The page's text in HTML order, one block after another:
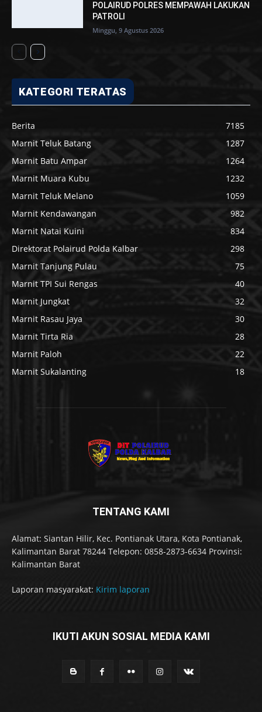
POLAIRUD POLRES MEMPAWAH LAKUKAN
PATROLI
Minggu, 9 Agustus 2026
KATEGORI TERATAS
Berita
7185
Marnit Teluk Batang
1287
Marnit Batu Ampar
1264
Marnit Muara Kubu
1232
Marnit Teluk Melano
1059
Marnit Kendawangan
982
Marnit Natai Kuini
834
Direktorat Polairud Polda Kalbar
298
Marnit Tanjung Pulau
75
Marnit TPI Sui Rengas
40
Marnit Jungkat
32
Marnit Rasau Jaya
30
Marnit Tirta Ria
28
Marnit Paloh
22
Marnit Sukalanting
18
TENTANG KAMI
Alamat: Siantan Hilir, Kec. Pontianak Utara, Kota Pontianak,
Kalimantan Barat 78244 Telepon: 0858-2873-6634 Provinsi:
Kalimantan Barat
Laporan masyarakat: Kirim laporan
IKUTI AKUN SOSIAL MEDIA KAMI